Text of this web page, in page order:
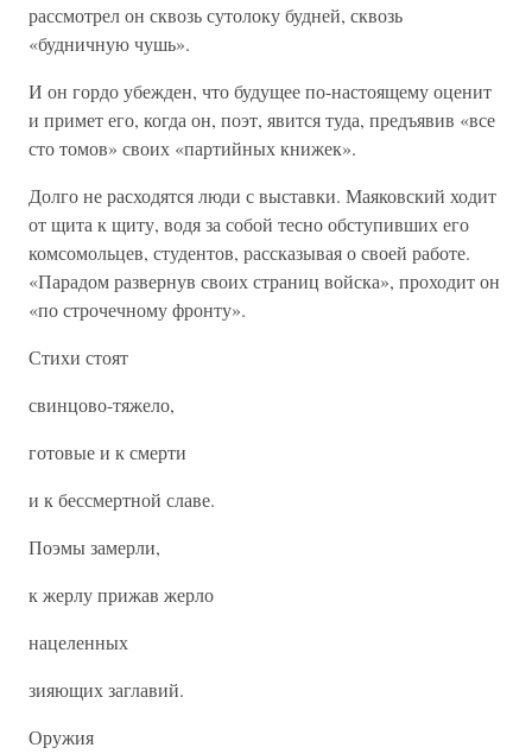
рассмотрел он сквозь сутолоку будней, сквозь
«будничную чушь».
И он гордо убежден, что будущее по-настоящему оценит
и примет его, когда он, поэт, явится туда, предъявив «все
сто томов» своих «партийных книжек».
Долго не расходятся люди с выставки. Маяковский ходит
от щита к щиту, водя за собой тесно обступивших его
комсомольцев, студентов, рассказывая о своей работе.
«Парадом развернув своих страниц войска», проходит он
«по строчечному фронту».
Стихи стоят
свинцово-тяжело,
готовые и к смерти
и к бессмертной славе.
Поэмы замерли,
к жерлу прижав жерло
нацеленных
зияющих заглавий.
Оружия